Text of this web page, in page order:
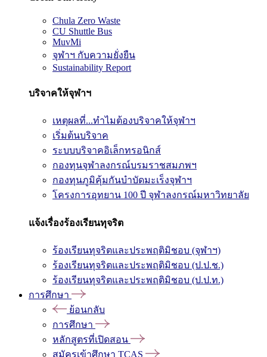
Chula Zero Waste
CU Shuttle Bus
MuvMi
จุฬาฯ กับความยั่งยืน
Sustainability Report
บริจาคให้จุฬาฯ
เหตุผลที่...ทำไมต้องบริจาคให้จุฬาฯ
เริ่มต้นบริจาค
ระบบบริจาคอิเล็กทรอนิกส์
กองทุนจุฬาลงกรณ์บรมราชสมภพฯ
กองทุนภูมิคุ้มกันบำบัดมะเร็งจุฬาฯ
โครงการอุทยาน 100 ปี จุฬาลงกรณ์มหาวิทยาลัย
แจ้งเรื่องร้องเรียนทุจริต
ร้องเรียนทุจริตและประพฤติมิชอบ (จุฬาฯ)
ร้องเรียนทุจริตและประพฤติมิชอบ (ป.ป.ช.)
ร้องเรียนทุจริตและประพฤติมิชอบ (ป.ป.ท.)
การศึกษา
ย้อนกลับ
การศึกษา
หลักสูตรที่เปิดสอน
สมัครเข้าศึกษา TCAS